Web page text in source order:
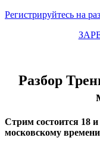
Регистрируйтесь на
Разбор
Стрим состоится 18
московскому